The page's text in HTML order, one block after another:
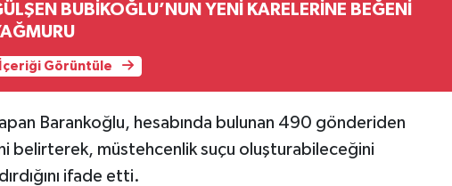
BUBİKOĞLU’NUN YENİ KARELERİNE BEĞENİ
İçeriği Görüntüle
Barankoğlu, hesabında bulunan 490 gönderiden
belirterek, müstehcenlik suçu oluşturabileceğini
ifade etti.